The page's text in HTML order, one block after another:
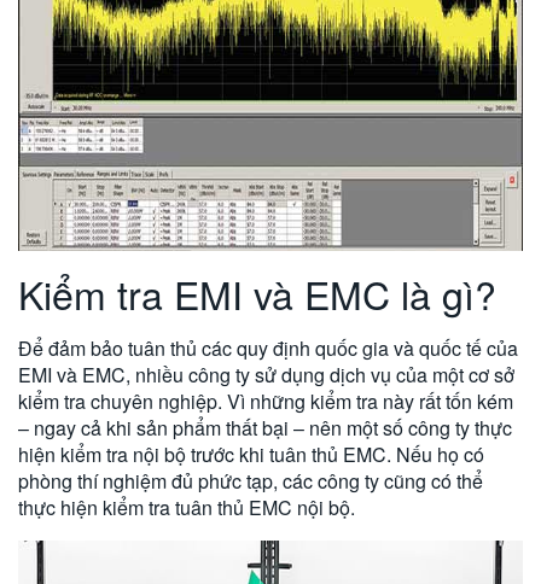
Kiểm tra EMI và EMC là gì?
Để đảm bảo tuân thủ các quy định quốc gia và quốc tế của
EMI và EMC, nhiều công ty sử dụng dịch vụ của một cơ sở
kiểm tra chuyên nghiệp. Vì những kiểm tra này rất tốn kém
– ngay cả khi sản phẩm thất bại – nên một số công ty thực
hiện kiểm tra nội bộ trước khi tuân thủ EMC. Nếu họ có
phòng thí nghiệm đủ phức tạp, các công ty cũng có thể
thực hiện kiểm tra tuân thủ EMC nội bộ.